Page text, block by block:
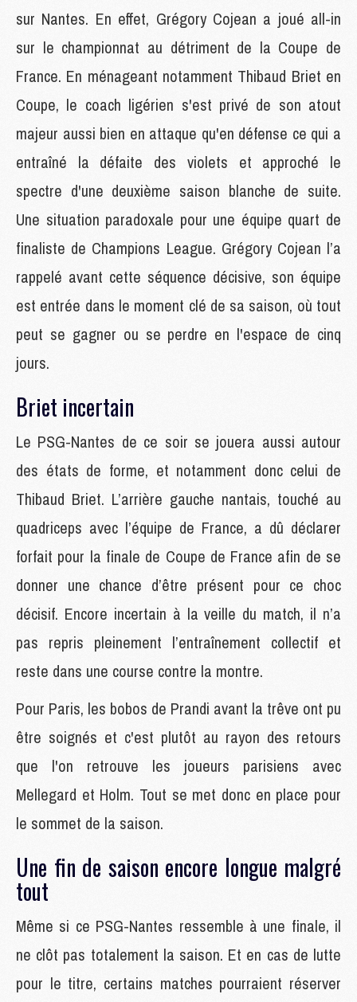
sur Nantes. En effet, Grégory Cojean a joué all-in
sur le championnat au détriment de la Coupe de
France. En ménageant notamment Thibaud Briet en
Coupe, le coach ligérien s'est privé de son atout
majeur aussi bien en attaque qu'en défense ce qui a
entraîné la défaite des violets et approché le
spectre d'une deuxième saison blanche de suite.
Une situation paradoxale pour une équipe quart de
finaliste de Champions League. Grégory Cojean l’a
rappelé avant cette séquence décisive, son équipe
est entrée dans le moment clé de sa saison, où tout
peut se gagner ou se perdre en l'espace de cinq
jours.
Briet incertain
Le PSG-Nantes de ce soir se jouera aussi autour
des états de forme, et notamment donc celui de
Thibaud Briet. L’arrière gauche nantais, touché au
quadriceps avec l’équipe de France, a dû déclarer
forfait pour la finale de Coupe de France afin de se
donner une chance d’être présent pour ce choc
décisif. Encore incertain à la veille du match, il n’a
pas repris pleinement l’entraînement collectif et
reste dans une course contre la montre.
Pour Paris, les bobos de Prandi avant la trêve ont pu
être soignés et c'est plutôt au rayon des retours
que l'on retrouve les joueurs parisiens avec
Mellegard et Holm. Tout se met donc en place pour
le sommet de la saison.
Une fin de saison encore longue malgré
tout
Même si ce PSG-Nantes ressemble à une finale, il
ne clôt pas totalement la saison. Et en cas de lutte
pour le titre, certains matches pourraient réserver